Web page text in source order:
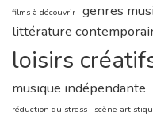
films à découvrir genres
littérature
loisirs
musique indépendante
réduction du stress
scène